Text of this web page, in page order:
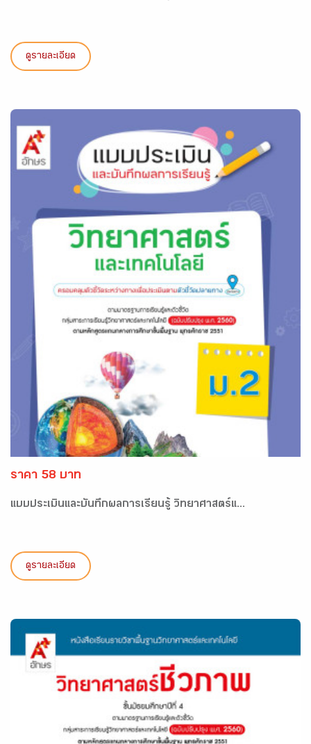
ดูรายละเอียด
ราคา 58 บาท
แบบประเมินและบันทึกผลการเรียนรู้ วิทยาศาสตร์แ...
ดูรายละเอียด